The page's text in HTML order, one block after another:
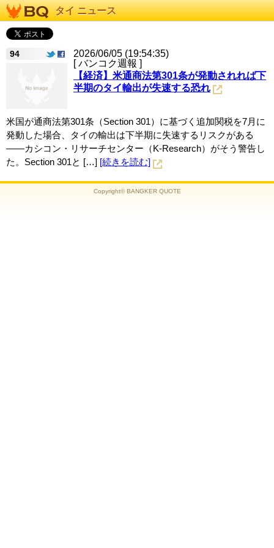
タイ ニュース
94
2026/06/05 (19:54:35)
[ バンコク週報 ]
【経済】米通商法第301条が発動されれば下
半期のタイ輸出が失速する恐れ
米国が通商法第301条（Section 301）に基づく追加関税を7月に
発動した場合、タイの輸出は下半期に失速するリスクがある
——カシコン・リサーチセンター（K-Research）がそう警告し
た。Section 301と […] [続きを読む]
Copyright© BANGKER QUOTE